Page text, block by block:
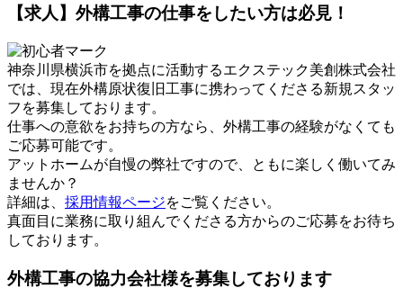
【求人】外構工事の仕事をしたい方は必見！
神奈川県横浜市を拠点に活動するエクステック美創株式会社
では、現在外構原状復旧工事に携わってくださる新規スタッ
フを募集しております。
仕事への意欲をお持ちの方なら、外構工事の経験がなくても
ご応募可能です。
アットホームが自慢の弊社ですので、ともに楽しく働いてみ
ませんか？
詳細は、 採用情報ページをご覧ください。
真面目に業務に取り組んでくださる方からのご応募をお待ち
しております。
外構工事の協力会社様を募集しております